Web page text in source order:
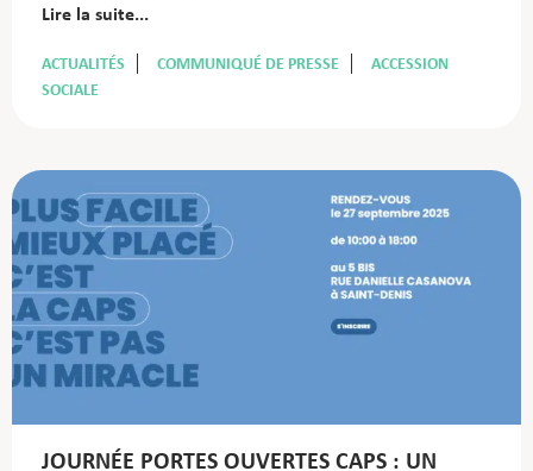
Lire la suite...
ACTUALITÉS COMMUNIQUÉ DE PRESSE
ACCESSION
SOCIALE
JOURNÉE PORTES OUVERTES CAPS : UN